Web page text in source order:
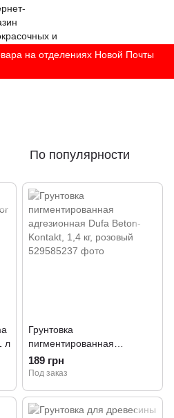
на отделениях Новой Почты
По популярности
л
Грунтовка
пигментированная
адгезионная Dufa Beton-
Kontakt, 1,4 кг, розовый
189 грн
Под заказ